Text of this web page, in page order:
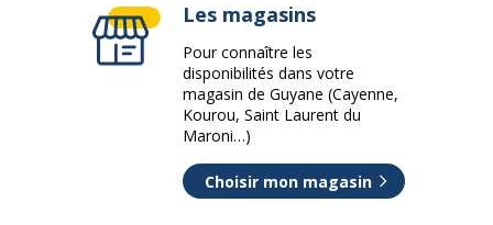
Les magasins
Pour connaître les
disponibilités dans votre
magasin de Guyane (Cayenne,
Kourou, Saint Laurent du
Maroni…)
Choisir mon magasin